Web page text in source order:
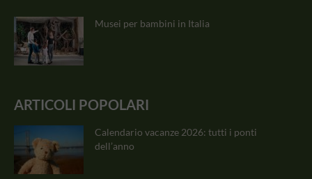
Musei per bambini in Italia
ARTICOLI POPOLARI
Calendario vacanze 2026: tutti i ponti
dell’anno